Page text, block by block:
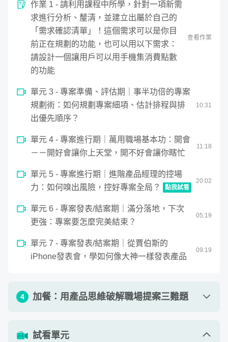
1. 想從事產品經理/專案經理職位的社會新鮮人
2. 現任RD、行銷、業務、UX，想轉職產品經理/專案經理的專
業人士（過去並無產品經理專業經驗之人士）
3. 剛成為 PM、剛接專案，沒有人帶，不知道該從何開始的職
如果你/妳已經是專業 PM，這堂課提到的知識可能對你
來說會較為基礎，不適合這堂課程喔！
作業 1 - 請利用課程中所學，針對一項新需
求進行分析、釐清，並建立出屬於自己的
「需求確認清單」！這個需求可以是你目
前正在規劃的功能，也可以用以下需求：
請設計一個讓用戶可以用手機集消費點數
的功能
查看作業
單元 3 - 專案準備、評估期｜事半功倍的專案
規劃術：如何規劃專案細項、估計排程與排
出優先順序？
10:31
單元 4 - 專案進行期｜萬用職場基本功：開會
－－開好會讓你上天堂，開不好會讓你瞎忙
11:18
單元 5 - 專案進行期｜進階產品經理的控場
力：如何嗅出風險，控好專案全局？
點我試看
20:02
專案進行期｜進階產品經理的控場力：如何嗅出風險，控
seconds單元 6 - 專案發表/結案期｜滿分落地，下次
更強：專案要怎麼完美結束？
05:19
單元 7 - 專案發表/結案期｜從賈伯斯的
iPhone發表會，學如何像大神一樣發表產品
09:19
4 加餐：用產品思維破解職場提案三難題
單元 1 - 用產品思維破解職場提案三難題
試看單元